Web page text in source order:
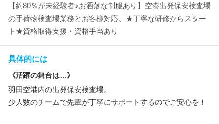
【約80％が未経験者♪お洒落な制服あり】空港出発保安検査場
の手荷物検査場業務とお客様対応。★丁寧な研修からスター
ト★資格取得支援・資格手当あり
具体的には
《活躍の舞台は…》
羽田空港内の出発保安検査場。
少人数のチームで先輩が丁寧にサポートするのでご安心を！